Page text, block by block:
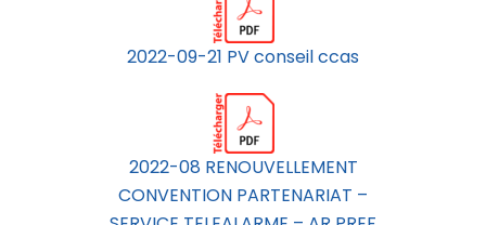
2022-09-21 PV conseil ccas
2022-08 RENOUVELLEMENT
CONVENTION PARTENARIAT –